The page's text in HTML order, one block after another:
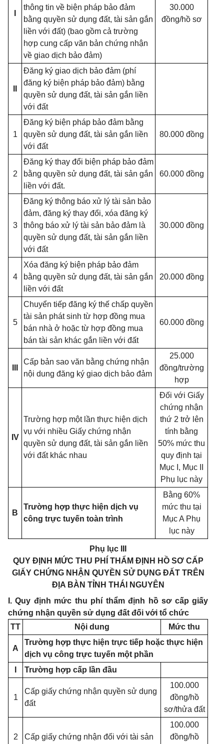
thông tin về biện pháp bảo đảm
bằng quyền sử dụng đất, tài sản gắn
liền với đất) (bao gồm cả trường
hợp cung cấp văn bản chứng nhận
về giao dịch bảo đảm)
30.000
đồng/hồ sơ
Đăng ký giao dịch bảo đảm (phí
đăng ký biện pháp bảo đảm) bằng
quyền sử dụng đất, tài sản gắn liền
với đất
1
Đăng ký biện pháp bảo đảm bằng
quyền sử dụng đất, tài sản gắn liền
với đất
80.000 đồng
2
Đăng ký thay đổi biện pháp bảo đảm
bằng quyền sử dụng đất, tài sản gắn
liền với đất.
60.000 đồng
3
Đăng ký thông báo xử lý tài sản bảo
đảm, đăng ký thay đổi, xóa đăng ký
thông báo xử lý tài sản bảo đảm là
quyền sử dụng đất, tài sản gắn liền
với đất
30.000 đồng
4
Xóa đăng ký biện pháp bảo đảm
bằng quyền sử dụng đất, tài sản gắn
liền với đất
20.000 đồng
5
Chuyển tiếp đăng ký thế chấp quyền
tài sản phát sinh từ hợp đồng mua
bán nhà ở hoặc từ hợp đồng mua
bán tài sản khác gắn liền với đất
60.000 đồng
Cấp bản sao văn bằng chứng nhận
nội dung đăng ký giao dịch bảo đảm
25.000
đồng/trường
hợp
IV
Trường hợp một lần thực hiện dịch
vụ với nhiều Giấy chứng nhận
quyền sử dụng đất, tài sản gắn liền
với đất khác nhau
Đối với Giấy
chứng nhận
thứ 2 trở lên
tính bằng
50% mức thu
quy định tại
Mục I, Mục II
Phụ lục này
B
Trường hợp thực hiện dịch vụ
công trực tuyến toàn trình
Bằng 60%
mức thu tại
Mục A Phụ
lục này
Phụ lục III
QUY ĐỊNH MỨC THU PHÍ THẨM ĐỊNH HỒ SƠ CẤP
GIẤY CHỨNG NHẬN QUYỀN SỬ DỤNG ĐẤT TRÊN
ĐỊA BÀN TỈNH THÁI NGUYÊN
I. Quy định mức thu phí thẩm định hồ sơ cấp giấy
chứng nhận quyền sử dụng đất đối với tổ chức
TT
Nội dung Mức thu
A
Trường hợp thực hiện trực tiếp hoặc thực hiện
dịch vụ công trực tuyến một phần
Trường hợp cấp lần đầu
1
Cấp giấy chứng nhận quyền sử dụng
đất
100.000
đồng/hồ
sơ/thửa đất
2 Cấp giấy chứng nhận đối với tài sản
100.000
đồng/hồ